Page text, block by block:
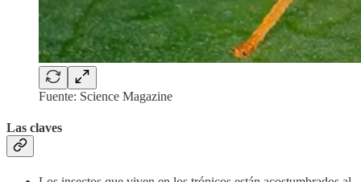
Fuente: Science Magazine
Las claves